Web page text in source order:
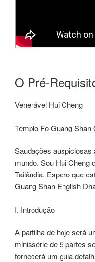
O Pré-
Venerável Hui Cheng
Templo Fo Guang Shan
Saudações auspiciosas
mundo. Sou Hui Cheng
Tailândia. Espero que
Guang Shan English
I. Introdução
A partilha de hoje será
minissérie de 5 partes
fornecerá um guia